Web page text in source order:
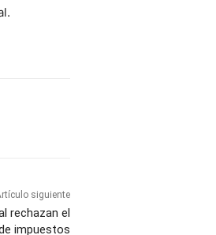
siguiente
rechazan el
impuestos